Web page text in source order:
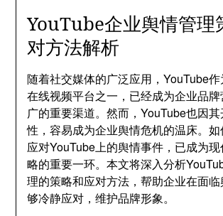
YouTube企业舆情管理
对方法解析
随着社交媒体的广泛应用，YouTube
在线视频平台之一，已经成为企业品
广的重要渠道。然而，YouTube也因
性，容易成为企业舆情危机的温床。
应对YouTube上的舆情事件，已成为
略的重要一环。本文将深入分析
理的策略和应对方法，帮助企业在面
够冷静应对，维护品牌形象。